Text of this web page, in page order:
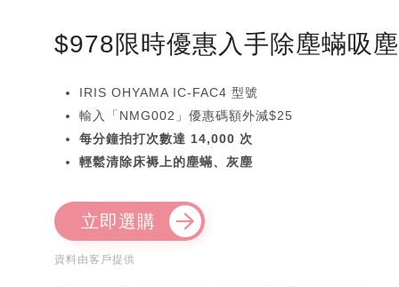
$978限時優惠入手除塵蟎吸
IRIS OHYAMA IC-FAC4 型號
輸入「NMG002」優惠碼額外減$25
每分鐘拍打次數達 14,000 次
輕鬆清除床褥上的塵蟎、灰塵
立即選購
資料由客戶提供